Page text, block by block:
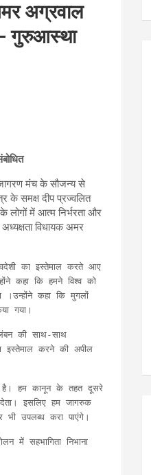
अग्रवाल
गुरुआस्था
मंच के सौजन्य से
के समक्ष दीप प्रज्वलित
लोगों में आत्म निर्भरता और
अध्यक्षता विधायक अमर
का इस्तेमाल करते आए
कहा कि हमने विश्व को
।उन्होंने कहा कि मुगलों
गया।
की साथ-साथ
इस्तेमाल करने की अपील
है। हम कानून के तहत दूसरे
इसलिए हम जागरुक
उपलब्ध करा पाएंगे।
में सहभागिता निभाना